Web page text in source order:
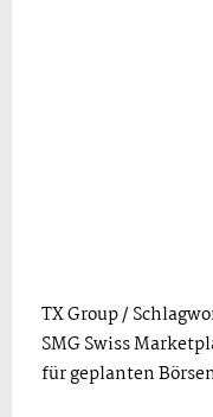
TX Group /
SMG Swiss
für geplanten